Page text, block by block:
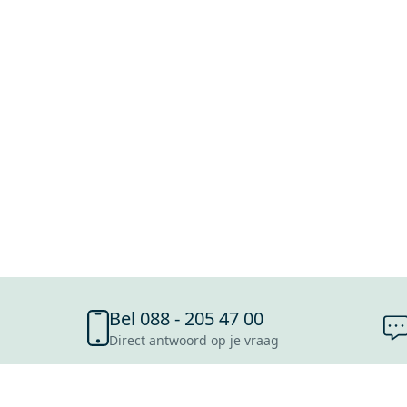
Bel 088 - 205 47 00
Direct antwoord op je vraag